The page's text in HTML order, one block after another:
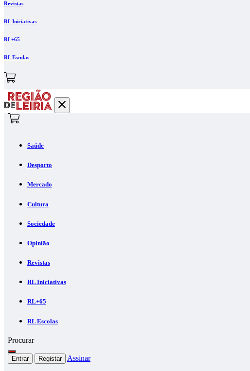
Revistas
RL Iniciativas
RL+65
RL Escolas
Saúde
Desporto
Mercado
Cultura
Sociedade
Opinião
Revistas
RL Iniciativas
RL+65
RL Escolas
Procurar
Entrar Registar Assinar